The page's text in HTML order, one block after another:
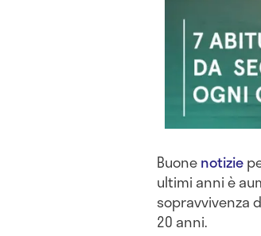
Buonenotizie
ultimi anni è
sopravvivenza
20 anni.